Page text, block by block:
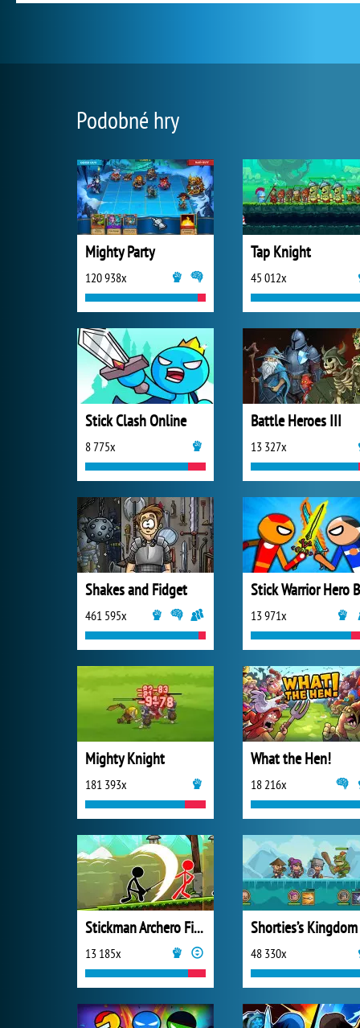
Podobné hry
Mighty Party
120 938x
Tap Knight
45 012x
Stick Clash Online
8 775x
Battle Heroes III
13 327x
Shakes and Fidget
461 595x 13 971x
Mighty Knight
181 393x
What the Hen!
18 216x
Stickman Archero Fight
13 185x
Shorties’s
48 330x